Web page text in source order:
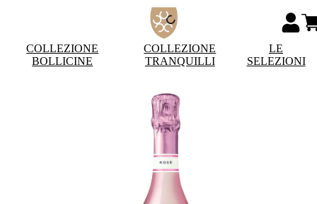
COLLEZIONE
BOLLICINE
COLLEZIONE
TRANQUILLI
LE
SELEZIONI